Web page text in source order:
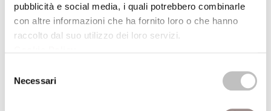
pubblicità e social media, i quali potrebbero combinarle
con altre informazioni che ha fornito loro o che hanno
raccolto dal suo utilizzo dei loro servizi.
delNecessari
Videoinstallazione e performance
Festival Filosofia
19/09/2008